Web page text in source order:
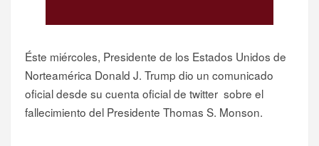
Éste miércoles, Presidente de los Estados Unidos de
Norteamérica Donald J. Trump dio un comunicado
oficial desde su cuenta oficial de twitter sobre el
fallecimiento del Presidente Thomas S. Monson.